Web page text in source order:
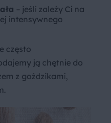
– jeśli zależy Ci na
intensywnego
często
ją chętnie do
z goździkami,